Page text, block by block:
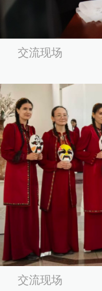
交流现场
交流现场